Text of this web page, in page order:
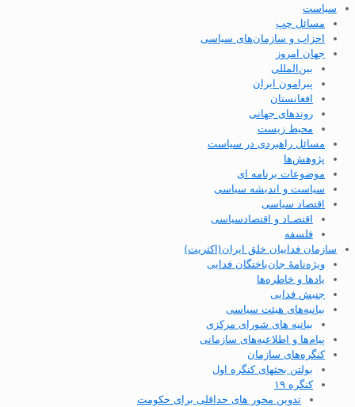
سیاست
مسائل چپ
احزاب و سازمان‌های سیاسی
جهان امروز
بین‌المللی
پیرامون ایران
افغانستان
روندهای جهانی
محیط زیست
مسائل راهبردی در سیاست
پژوهش‌ها
موضوعات برنامه ای
سیاست و اندیشه سیاسی
اقتصاد سیاسی
اقتصـاد و اقتصاد‌سیاسی
فلسفه
سازمان فداییان خلق ایران(اکثریت)
ویژه‌نامهٔ جان‌باختگان فدایی
یادها و خاطره‌ها
جنبش فدایی
بیانیه‌های هیئت سیاسی
بیانیه های شورای مرکزی
پیام‌ها و اطلاعیه‌های سازمانی
کنگره‌های سازمان
بولتن بحثهای کنگره اول
کنگره ۱۹
تدوین محور های حداقلی برای حکومت